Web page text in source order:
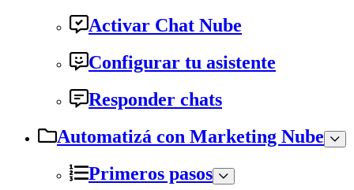
Activar Chat Nube
Configurar tu asistente
Responder chats
Automatizá con Marketing Nube
Primeros pasos